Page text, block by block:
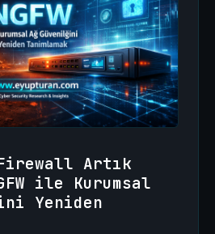
Artık
ile Kurumsal
Yeniden